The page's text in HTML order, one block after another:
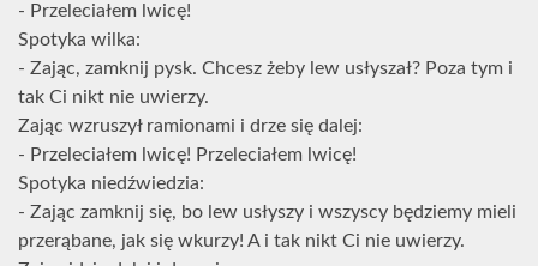
- Przeleciałem lwicę!
Spotyka wilka:
- Zając, zamknij pysk. Chcesz żeby lew usłyszał? Poza tym i
tak Ci nikt nie uwierzy.
Zając wzruszył ramionami i drze się dalej:
- Przeleciałem lwicę! Przeleciałem lwicę!
Spotyka niedźwiedzia:
- Zając zamknij się, bo lew usłyszy i wszyscy będziemy mieli
przerąbane, jak się wkurzy! A i tak nikt Ci nie uwierzy.